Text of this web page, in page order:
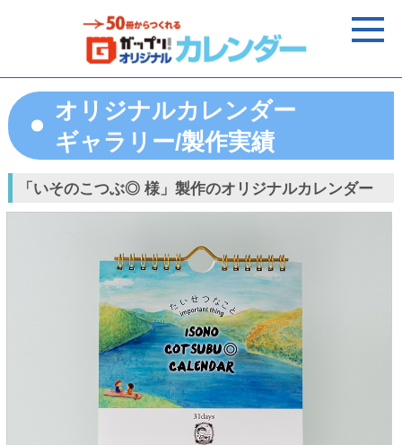
オリジナルカレンダー
ギャラリー/製作実績
「いそのこつぶ◎ 様」製作のオリジナルカレンダー